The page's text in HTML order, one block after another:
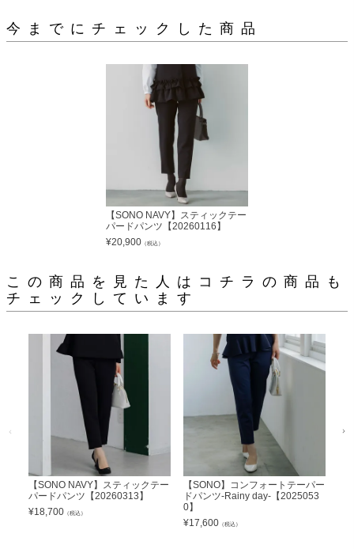
今までにチェックした商品
【SONO NAVY】スティックテー
パードパンツ【20260116】
¥20,900 （税込）
この商品を見た人はコチラの商品も
チェックしています
【SONO NAVY】スティックテー
パードパンツ【20260313】
¥18,700 （税込）
【SONO】コンフォートテーパー
ドパンツ-Rainy day-【2025053
0】
¥17,600 （税込）